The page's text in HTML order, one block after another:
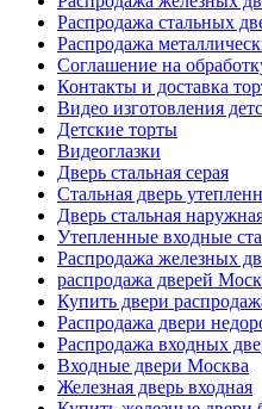
Распродажа стальных
Распродажа
Соглашение на
Контакты и доставка
Видео изготовления
Детские торты
Видеоглазки
Дверь стальная серая
Стальная дверь
Дверь стальная
Утепленные входные
Распродажа железных
распродажа дверей
Купить двери
Распродажа двери
Распродажа входных
Входные двери Москва
Железная дверь входная